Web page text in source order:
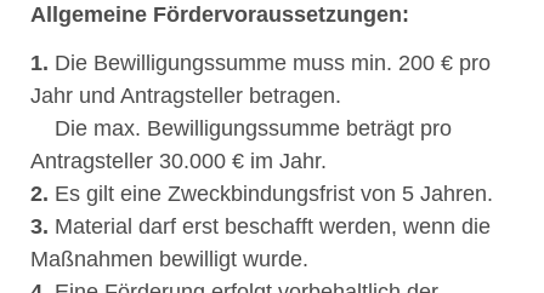
Allgemeine Fördervoraussetzungen:
1. Die Bewilligungssumme muss min. 200 € pro
Jahr und Antragsteller betragen.
Die max. Bewilligungssumme beträgt pro
Antragsteller 30.000 € im Jahr.
2. Es gilt eine Zweckbindungsfrist von 5 Jahren.
3. Material darf erst beschafft werden, wenn die
Maßnahmen bewilligt wurde.